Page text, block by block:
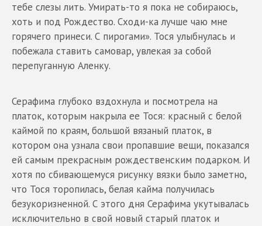
тебе слезы лить. Умирать-то я пока не собираюсь,
хоть и под Рождество. Сходи-ка лучше чаю мне
горячего принеси. С пирогами». Тося улыбнулась и
побежала ставить самовар, увлекая за собой
перепуганную Аленку.
Серафима глубоко вздохнула и посмотрела на
платок, которым накрыла ее Тося: красный с белой
каймой по краям, большой вязаный платок, в
котором она узнала свои пропавшие вещи, показался
ей самым прекрасным рождественским подарком. И
хотя по сбивающемуся рисунку вязки было заметно,
что Тося торопилась, белая кайма получилась
безукоризненной. С этого дня Серафима укутывалась
исключительно в свой новый старый платок и